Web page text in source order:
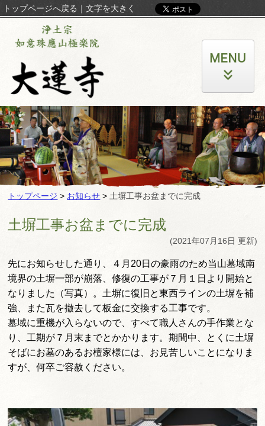
トップページへ戻る ｜ 文字を大きく
トップページ > お知らせ > 土塀工事お盆までに完成
土塀工事お盆までに完成
(2021年07月16日 更新)
先にお知らせした通り、
４月20日の豪雨のため当山墓域南
境界の土塀一部が崩落、修復の工事が７月１日より開始と
なりました（写真）。 土塀に復旧と東西ラインの土塀を補
強、
また瓦を撤去して板金に交換する工事です。
墓域に重機が入らないので、すべて職人さんの手作業とな
り、 工期が７月末までとかかります。期間中、 とくに土塀
そばにお墓のあるお檀家様には、 お見苦しいことになりま
すが、何卒ご容赦ください。